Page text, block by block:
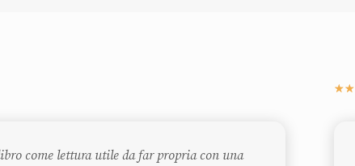
come lettura utile da far propria con una
☆☆